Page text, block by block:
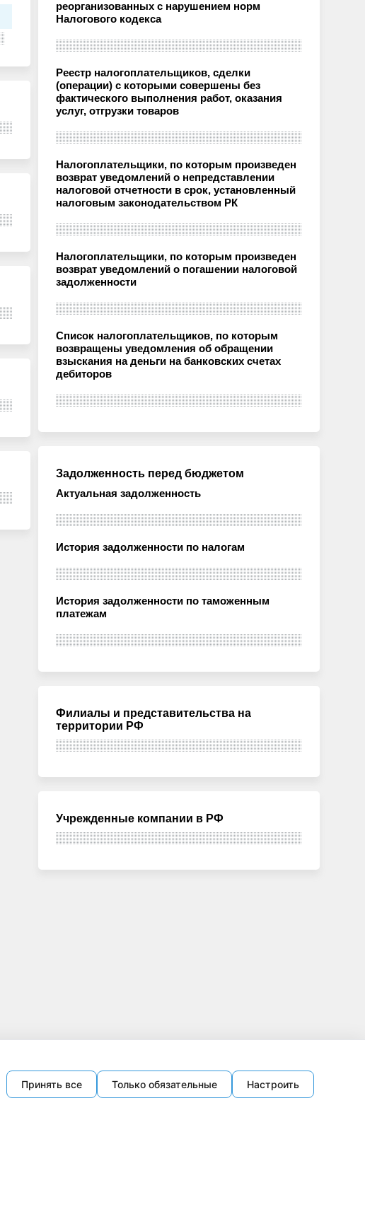
реорганизованных с нарушением норм
Налогового кодекса
Реестр налогоплательщиков, сделки
(операции) с которыми совершены без
фактического выполнения работ, оказания
услуг, отгрузки товаров
Налогоплательщики, по которым произведен
возврат уведомлений о непредставлении
налоговой отчетности в срок, установленный
налоговым законодательством РК
Налогоплательщики, по которым произведен
возврат уведомлений о погашении налоговой
задолженности
Список налогоплательщиков, по которым
возвращены уведомления об обращении
взыскания на деньги на банковских счетах
дебиторов
Задолженность перед бюджетом
Актуальная задолженность
История задолженности по налогам
История задолженности по таможенным
платежам
Филиалы и представительства на
территории РФ
Учрежденные компании в РФ
Принять все Только обязательные Настроить